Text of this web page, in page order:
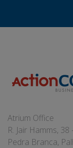
Atrium Office
R. Jair Hamms,
Pedra Branca,